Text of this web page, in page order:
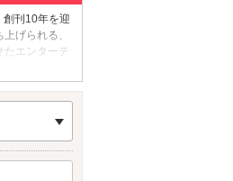
刊10年を迎
げられる、
エンターテ